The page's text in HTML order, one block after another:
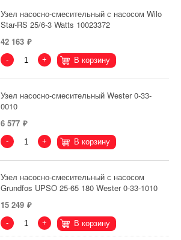
Узел насосно-смесительный с насосом Wilo
Star-RS 25/6-3 Watts 10023372
42 163
- + В корзину
Узел насосно-смесительный Wester 0-33-
0010
6 577
- + В корзину
Узел насосно-смесительный с насосом
Grundfos UPSO 25-65 180 Wester 0-33-1010
15 249
- + В корзину